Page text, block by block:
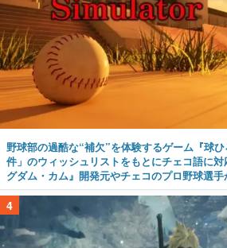
野球部の過酷な“補欠”を体験するゲーム『球
件」のウィッシュリストをもとにチェコ語に
グダム・カム』開発元やチェコのプロ野球選
4